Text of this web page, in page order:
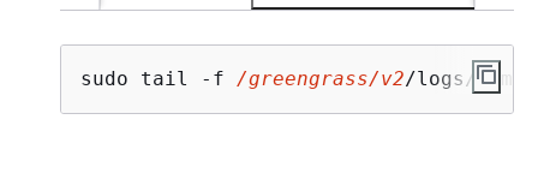
sudo tail -f /greengrass/v2/logs/